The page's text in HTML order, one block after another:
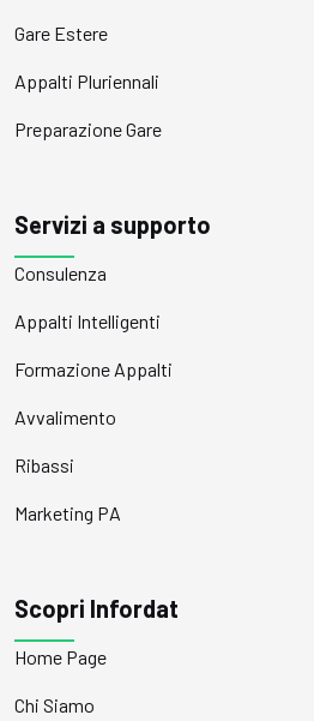
Gare Estere
Appalti Pluriennali
Preparazione Gare
Servizi a supporto
Consulenza
Appalti Intelligenti
Formazione Appalti
Avvalimento
Ribassi
Marketing PA
Scopri Infordat
Home Page
Chi Siamo